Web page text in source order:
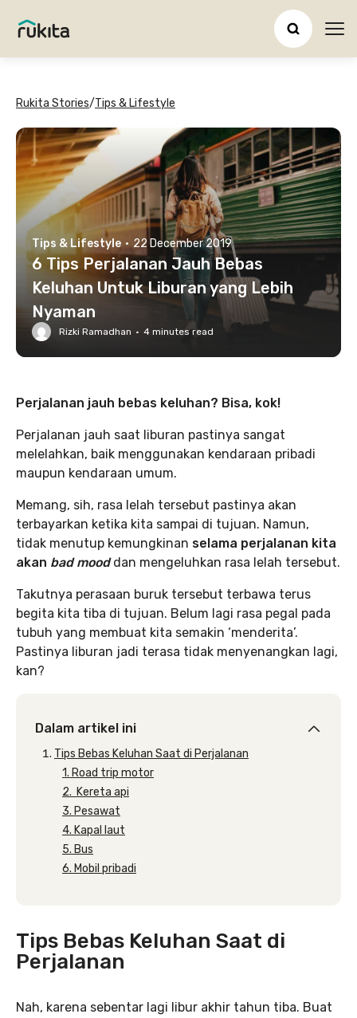
Rukita Stories/Tips & Lifestyle
Tips & Lifestyle · 22 December 2019
6 Tips Perjalanan Jauh Bebas
Keluhan Untuk Liburan yang Lebih
Nyaman
Rizki Ramadhan · 4 minutes read
Perjalanan jauh bebas keluhan? Bisa, kok!
Perjalanan jauh saat liburan pastinya sangat
melelahkan, baik menggunakan kendaraan pribadi
maupun kendaraan umum.
Memang, sih, rasa lelah tersebut pastinya akan
terbayarkan ketika kita sampai di tujuan. Namun,
tidak menutup kemungkinan selama perjalanan kita
akan bad mood dan mengeluhkan rasa lelah tersebut.
Takutnya perasaan buruk tersebut terbawa terus
begita kita tiba di tujuan. Belum lagi rasa pegal pada
tubuh yang membuat kita semakin ‘menderita’.
Pastinya liburan jadi terasa tidak menyenangkan lagi,
kan?
Dalam artikel ini
Tips Bebas Keluhan Saat di Perjalanan
1. Road trip motor
2. Kereta api
3. Pesawat
4. Kapal laut
5. Bus
6. Mobil pribadi
Tips Bebas Keluhan Saat di
Perjalanan
Nah, karena sebentar lagi libur akhir tahun tiba. Buat